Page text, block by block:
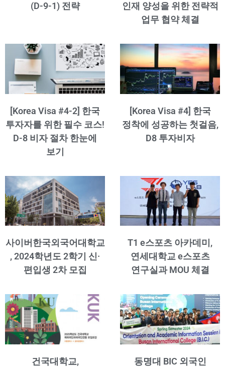
(D-9-1) 전략
인재 양성을 위한 전략적
업무 협약 체결
[Korea Visa #4-2] 한국
투자자를 위한 필수 코스!
D-8 비자 절차 한눈에
보기
[Korea Visa #4] 한국
정착에 성공하는 첫걸음,
D8 투자비자
사이버한국외국어대학교
, 2024학년도 2학기 신·
편입생 2차 모집
T1 e스포츠 아카데미,
연세대학교 e스포츠
연구실과 MOU 체결
건국대학교,
동명대 BIC 외국인